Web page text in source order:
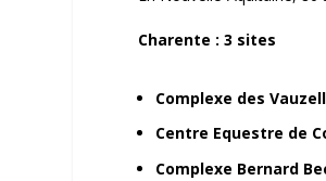
Charente : 3 sites
Complexe des
Centre Equestre de
Complexe Bernard